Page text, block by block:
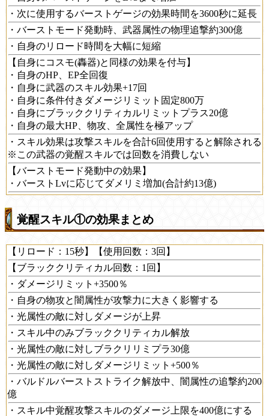
・次に使用するバーストゲージの効果時間を3600秒に延長
・バーストモード発動時、武器属性の物理追撃約300億
・自身のリロード時間を大幅に短縮
【自身にコスモ(轟器)と同様の効果を付与】
・自身のHP、EP全回復
・自身に武器のスキル効果+17回
・自身に条件付きダメージリミット固定800万
・自身にブラッククリティカルリミットプラス20億
・自身の最大HP、物攻、全属性を極アップ
・スキル効果は攻撃スキルを合計6回使用すると解除される
※この武器の覚醒スキルでは回数を消費しない
【バーストモード発動中の効果】
・バーストLvに応じてダメリミ増加(合計約13億)
覚醒スキル①の効果まとめ
【リロード：15秒】【使用回数：3回】
【ブラッククリティカル回数：1回】
・ダメージリミット+3500％
・自身の物攻と闇属性が攻撃力に大きく影響する
・光属性の敵に対しダメージが上昇
・スキル中のみブラッククリティカル解放
・光属性の敵に対しブラクリリミプラ30億
・光属性の敵に対しダメージリミット+500％
・バルドルバーストストライク解放中、闇属性の追撃約200
億
・スキル中覚醒攻撃スキルのダメージ上限を400億にする